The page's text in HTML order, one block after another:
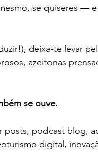
se quiseres —
deixa-te levar
azeitonas
se ouve.
posts, podcast blog,
digital,